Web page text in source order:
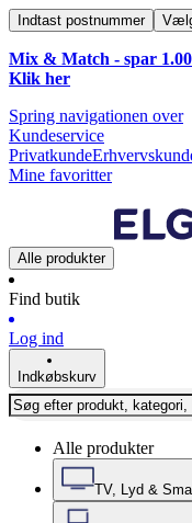
Indtast postnummer
Mix & Match - spar
Klik her
Spring navigationen over
Kundeservice
Privatkunde
Mine favoritter
Alle produkter
Find butik
Log ind
Indkøbskurv
Alle produkter
TV, Lyd &